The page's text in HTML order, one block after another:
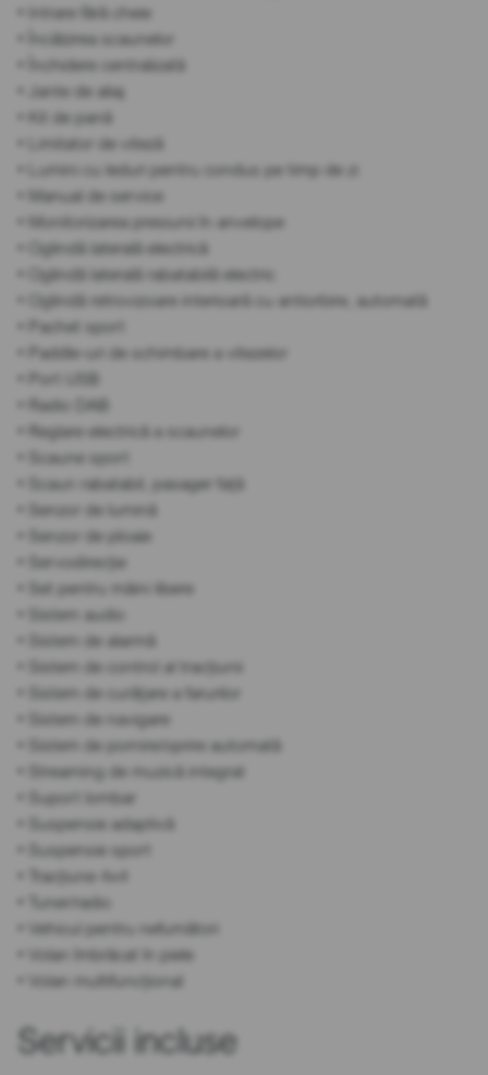
• Intrare fără cheie
• Încălzirea scaunelor
• Închidere centralizată
• Jante de aliaj
• Kit de pană
• Limitator de viteză
• Lumini cu leduri pentru condus pe timp de zi
• Manual de service
• Monitorizarea presiunii în anvelope
• Oglindă laterală electrică
• Oglindă laterală rabatabilă electric
• Oglindă retrovizoare interioară cu antiorbire, automată
• Pachet sport
• Paddle-uri de schimbare a vitezelor
• Port USB
• Radio DAB
• Reglare electrică a scaunelor
• Scaune sport
• Scaun rabatabil, pasager față
• Senzor de lumină
• Senzor de ploaie
• Servodirecție
• Set pentru mâini libere
• Sistem audio
• Sistem de alarmă
• Sistem de control al tracțiunii
• Sistem de curățare a farurilor
• Sistem de navigare
• Sistem de pornire/oprire automată
• Streaming de muzică integrat
• Suport lombar
• Suspensie adaptivă
• Suspensie sport
• Tracțiune 4x4
• Tuner/radio
• Vehicul pentru nefumători
• Volan îmbrăcat în piele
• Volan multifuncțional
Servicii incluse